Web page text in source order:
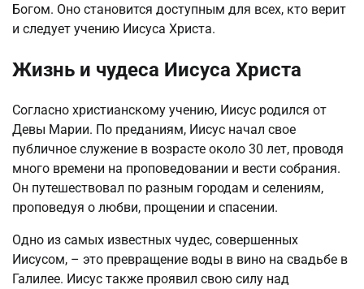
Богом. Оно становится доступным для всех, кто верит
и следует учению Иисуса Христа.
Жизнь и чудеса Иисуса Христа
Согласно христианскому учению, Иисус родился от
Девы Марии. По преданиям, Иисус начал свое
публичное служение в возрасте около 30 лет, проводя
много времени на проповедовании и вести собрания.
Он путешествовал по разным городам и селениям,
проповедуя о любви, прощении и спасении.
Одно из самых известных чудес, совершенных
Иисусом, – это превращение воды в вино на свадьбе в
Галилее. Иисус также проявил свою силу над